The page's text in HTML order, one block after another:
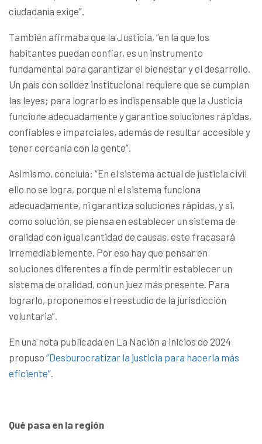
ciudadanía exige”.
También afirmaba que la Justicia, “en la que los
habitantes puedan confiar, es un instrumento
fundamental para garantizar el bienestar y el desarrollo.
Un país con solidez institucional requiere que se cumplan
las leyes; para lograrlo es indispensable que la Justicia
funcione adecuadamente y garantice soluciones rápidas,
confiables e imparciales, además de resultar accesible y
tener cercanía con la gente”.
Asimismo, concluía: “En el sistema actual de justicia civil
ello no se logra, porque ni el sistema funciona
adecuadamente, ni garantiza soluciones rápidas, y si,
como solución, se piensa en establecer un sistema de
oralidad con igual cantidad de causas, este fracasará
irremediablemente. Por eso hay que pensar en
soluciones diferentes a fin de permitir establecer un
sistema de oralidad, con un juez más presente. Para
lograrlo, proponemos el reestudio de la jurisdicción
voluntaria”.
En una nota publicada en La Nación a inicios de 2024
propuso “Desburocratizar la justicia para hacerla más
eficiente”.
Qué pasa en la región